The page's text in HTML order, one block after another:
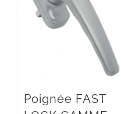
Poignée FAST